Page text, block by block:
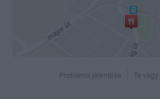
Probléma jelentése Te